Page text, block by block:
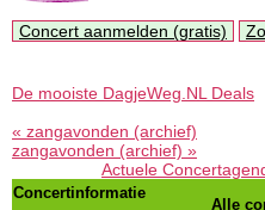
Concert aanmelden (gratis)
De mooiste DagjeWeg.NL Deals
« zangavonden (archief)
zangavonden (archief) »
Actuele
Concertinformatie
Alle